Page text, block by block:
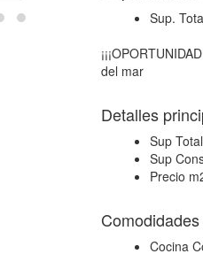
Sup.
del mar
Detalles
Sup
Sup
Precio
Comodidades
Cocina